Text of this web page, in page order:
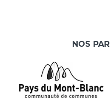
NOS